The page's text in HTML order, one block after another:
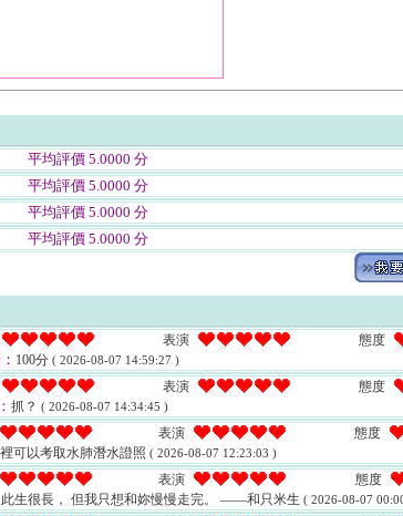
平均評價 5.0000 分
平均評價 5.0000 分
平均評價 5.0000 分
平均評價 5.0000 分
表演 態度
100分 ( 2026-08-07 14:59:27 )
表演 態度
抓？ ( 2026-08-07 14:34:45 )
表演 態度
可以考取水肺潛水證照 ( 2026-08-07 12:23:03 )
表演 態度
此生很長， 但我只想和妳慢慢走完。 ——和只米生 ( 2026-08-07